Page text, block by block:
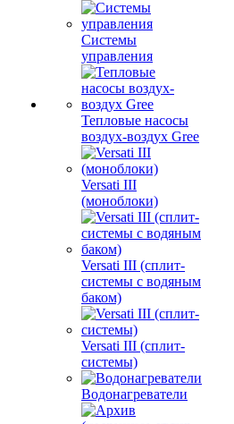
Системы
управления
Тепловые насосы
воздух-воздух Gree
Versati III
(моноблоки)
Versati III (сплит-
системы с водяным
баком)
Versati III (сплит-
системы)
Водонагреватели